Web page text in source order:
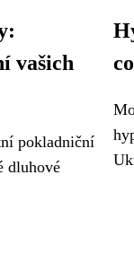
vašich
pokladniční
dluhové